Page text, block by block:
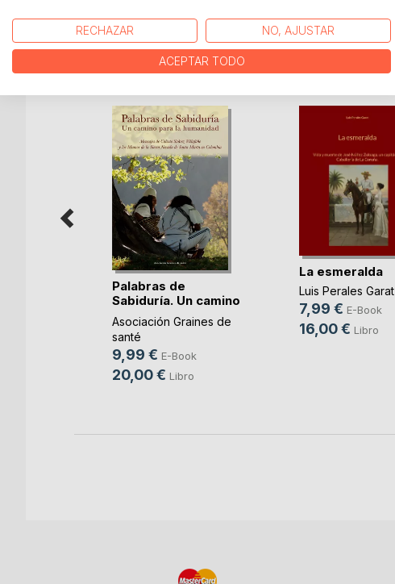
MÁS TÍTULOS DEBoD
Palabras de
Sabiduría. Un camino
p(...)
Asociación Graines de
santé
9,99 € E-Book
20,00 € Libro
La esmeralda
Luis Perales Garat
7,99 € E-Book
16,00 € Libro
RECHAZAR NO, AJUSTAR
ACEPTAR TODO